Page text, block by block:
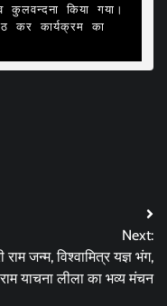
कुलवन्दना किया गया।
कर कार्यक्रम का
Next:
राम जन्म, विश्वामित्र यज्ञ भंग,
याचना लीला का भव्य मंचन